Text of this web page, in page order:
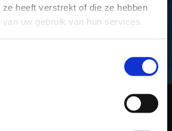
ze heeft verstrekt of die ze hebben
uw gebruik van hun services.
140.000 volgers op
ons ook en klik =>